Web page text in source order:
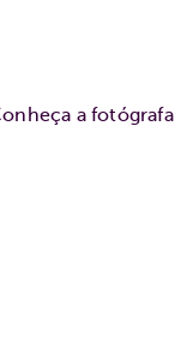
a fotógrafa